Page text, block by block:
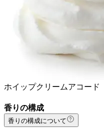
ホイップクリームアコード
香りの構成
香りの構成について